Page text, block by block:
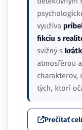
využíva
fikciu s
svižný s
atmosférou
charakterov,
tých, ktorí
Prečítať